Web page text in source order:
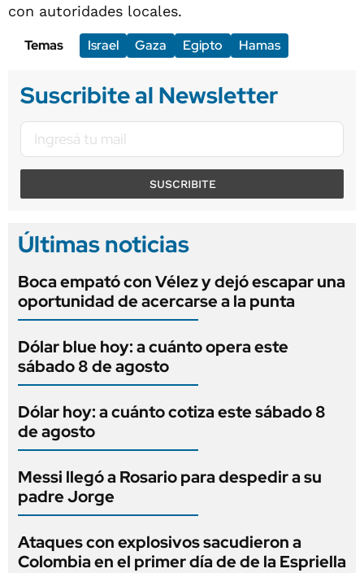
con autoridades locales.
Temas
Israel Gaza Egipto Hamas
Suscribite al Newsletter
SUSCRIBITE
Últimas noticias
Boca empató con Vélez y dejó escapar una
oportunidad de acercarse a la punta
Dólar blue hoy: a cuánto opera este
sábado 8 de agosto
Dólar hoy: a cuánto cotiza este sábado 8
de agosto
Messi llegó a Rosario para despedir a su
padre Jorge
Ataques con explosivos sacudieron a
Colombia en el primer día de de la Espriella